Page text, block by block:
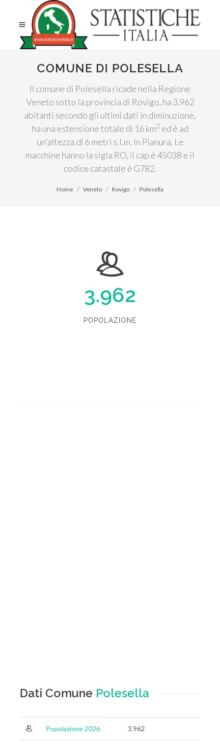
COMUNE DI POLESELLA
Il comune di Polesella ricade nella Regione
Veneto sotto la provincia di Rovigo, ha 3.962
abitanti secondo gli ultimi dati in diminuzione,
ha una estensione totale di 16 km2 ed è ad
un'altezza di 6 metri s.l.m. In Pianura. Le
macchine hanno la sigla RO, il cap è 45038 e il
codice catastale è G782.
Home Veneto Rovigo Polesella
3.962
POPOLAZIONE
Dati Comune Polesella
Popolazione 2026 3.962